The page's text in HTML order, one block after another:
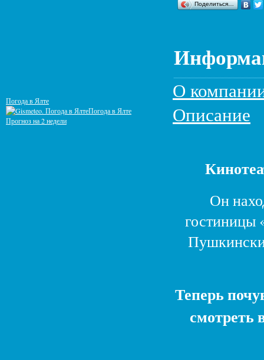
Поделиться…
О
Описание
Он
гостиницы
Теперь
смотреть
Погода в Ялте
Погода в Ялте
Прогноз на 2 недели